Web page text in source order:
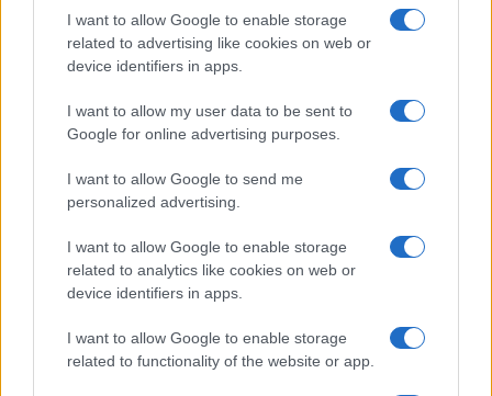
I want to allow Google to enable storage
related to advertising like cookies on web or
device identifiers in apps.
I want to allow my user data to be sent to
Google for online advertising purposes.
I want to allow Google to send me
personalized advertising.
I want to allow Google to enable storage
related to analytics like cookies on web or
device identifiers in apps.
I want to allow Google to enable storage
related to functionality of the website or app.
Continue lendo
NÃO CLASSIFICADO